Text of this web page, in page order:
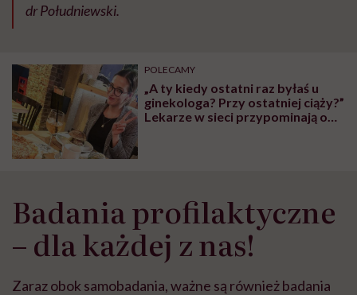
dr Południewski.
POLECAMY
„A ty kiedy ostatni raz byłaś u
ginekologa? Przy ostatniej ciąży?”
Lekarze w sieci przypominają o
Badania profilaktyczne
– dla każdej z nas!
Zaraz obok samobadania, ważne są również badania